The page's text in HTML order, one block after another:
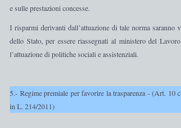
e sulle prestazioni concesse.
I risparmi derivanti dall’attuazione di tale norma saranno
dello Stato, per essere riassegnati al ministero del
l’attuazione di politiche sociali e assistenziali.
5.- Regime premiale per favorire la trasparenza - (Art. 10
in L. 214/2011)